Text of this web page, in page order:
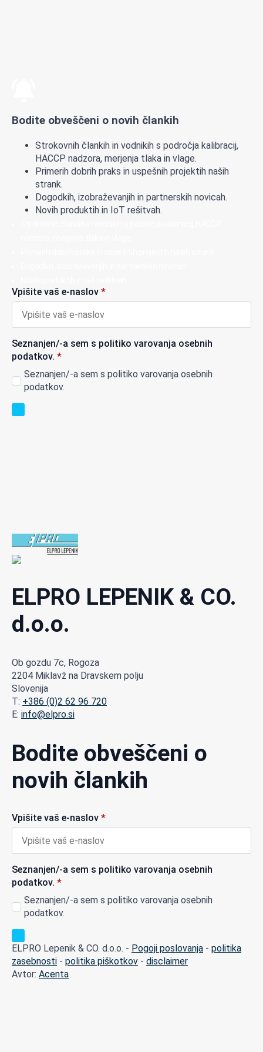
Bodite obveščeni o novih člankih
Strokovnih člankih in vodnikih s področja kalibracij,
HACCP nadzora, merjenja tlaka in vlage.
Primerih dobrih praks in uspešnih projektih naših
strank.
Dogodkih, izobraževanjih in partnerskih novicah.
Novih produktih in IoT rešitvah.
Vpišite vaš e-naslov *
Seznanjen/-a sem s politiko varovanja osebnih
podatkov. *
Seznanjen/-a sem s politiko varovanja osebnih
podatkov.
ELPRO LEPENIK & CO.
d.o.o.
Ob gozdu 7c, Rogoza
2204 Miklavž na Dravskem polju
Slovenija
T: +386 (0)2 62 96 720
E: info@elpro.si
Bodite obveščeni o
novih člankih
Vpišite vaš e-naslov *
Seznanjen/-a sem s politiko varovanja osebnih
podatkov. *
Seznanjen/-a sem s politiko varovanja osebnih
podatkov.
ELPRO Lepenik & CO. d.o.o. - Pogoji poslovanja - politika
zasebnosti - politika piškotkov - disclaimer
Avtor: Acenta